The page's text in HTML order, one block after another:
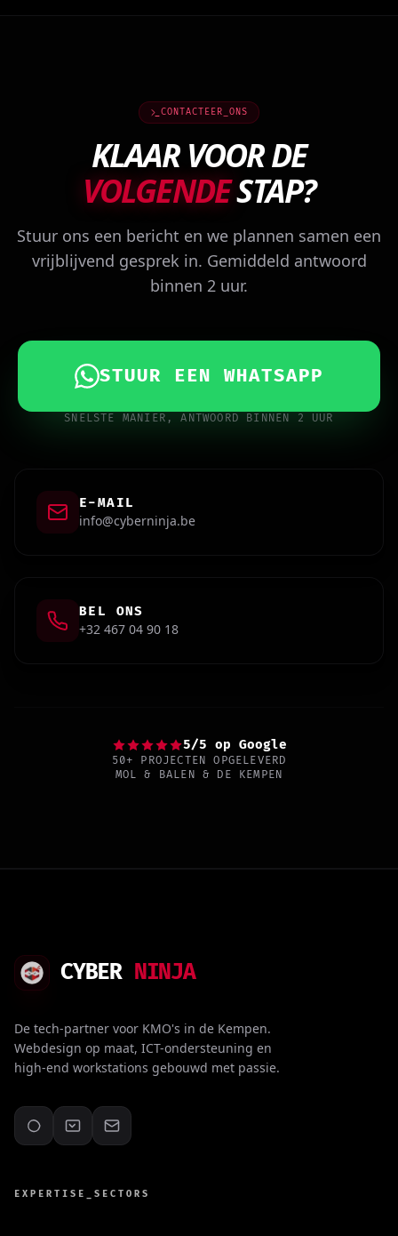
CONTACTEER_ONS
KLAAR VOOR DE
VOLGENDESTAP?
Stuur ons een bericht en we plannen samen een
vrijblijvend gesprek in. Gemiddeld antwoord
binnen 2 uur.
STUUR EEN WHATSAPP
SNELSTE MANIER, ANTWOORD BINNEN 2 UUR
E-MAIL
info@cyberninja.be
BEL ONS
+32 467 04 90 18
5/5 op Google
50+ PROJECTEN OPGELEVERD
MOL & BALEN & DE KEMPEN
CYBER NINJA
De tech-partner voor KMO's in de Kempen.
Webdesign op maat, ICT-ondersteuning en
high-end workstations gebouwd met passie.
EXPERTISE_SECTORS